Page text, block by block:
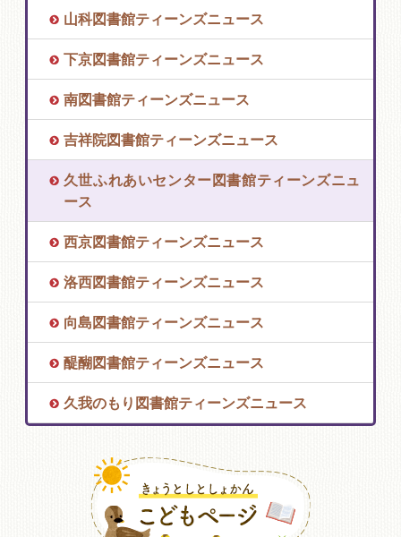
山科図書館ティーンズニュース
下京図書館ティーンズニュース
南図書館ティーンズニュース
吉祥院図書館ティーンズニュース
久世ふれあいセンター図書館ティーンズニュ
ース
西京図書館ティーンズニュース
洛西図書館ティーンズニュース
向島図書館ティーンズニュース
醍醐図書館ティーンズニュース
久我のもり図書館ティーンズニュース